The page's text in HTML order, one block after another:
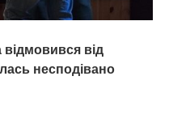
від
несподівано